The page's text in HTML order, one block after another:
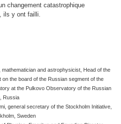
changement catastrophique
ils y ont failli.
mathematician and astrophysicist, Head of the
the board of the Russian segment of the
at the Pulkovo Observatory of the Russian
Russia
general secretary of the Stockholm Initiative,
Sweden